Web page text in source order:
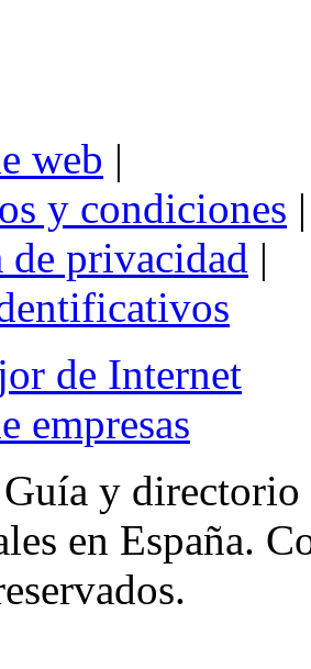
web |
y condiciones |
privacidad |
de Internet
empresas
y directorio
en España.